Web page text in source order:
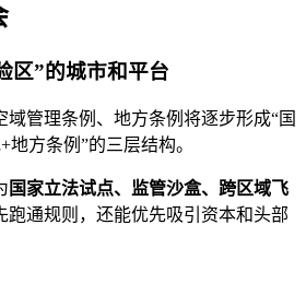
区”的城市和平台
域管理条例、地方条例将逐步形成“国
地方条例”的三层结构。
国家立法试点、监管沙盒、跨区域飞
跑通规则，还能优先吸引资本和头部